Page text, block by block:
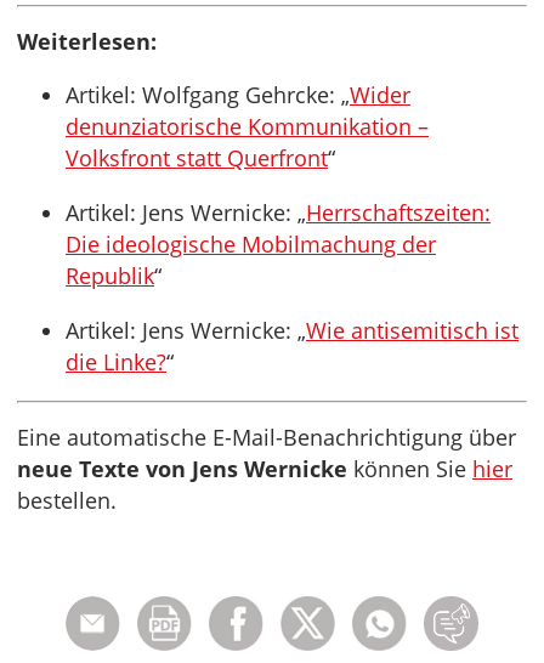
Weiterlesen:
Artikel: Wolfgang Gehrcke: „Wider
denunziatorische Kommunikation –
Volksfront statt Querfront“
Artikel: Jens Wernicke: „Herrschaftszeiten:
Die ideologische Mobilmachung der
Republik“
Artikel: Jens Wernicke: „Wie antisemitisch ist
die Linke?“
Eine automatische E-Mail-Benachrichtigung über
neue Texte von Jens Wernicke können Sie hier
bestellen.